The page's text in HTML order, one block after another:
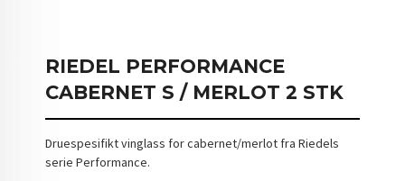
RIEDEL PERFORMANCE
CABERNET S / MERLOT 2 STK
Druespesifikt vinglass for cabernet/merlot fra Riedels
serie Performance.